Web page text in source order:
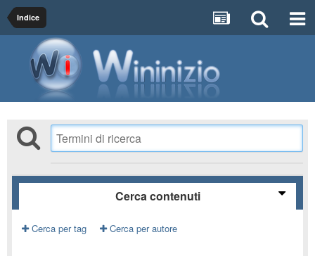
Indice
Cerca contenuti
Cerca per tag Cerca per autore